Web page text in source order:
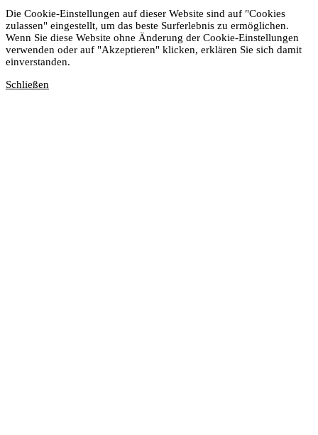
Die Cookie-Einstellungen auf dieser Website sind auf "Cookies
zulassen" eingestellt, um das beste Surferlebnis zu ermöglichen.
Wenn Sie diese Website ohne Änderung der Cookie-Einstellungen
verwenden oder auf "Akzeptieren" klicken, erklären Sie sich damit
einverstanden.
Schließen